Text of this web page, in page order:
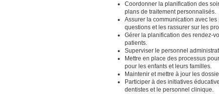
Coordonner la planification des
plans de traitement personnalisés.
Assurer la communication avec
questions et les rassurer sur les
Gérer la planification des rendez-
patients.
Superviser le personnel
Mettre en place des processus
pour les enfants et leurs familles.
Maintenir et mettre à jour les
Participer à des initiatives
dentistes et le personnel clinique.